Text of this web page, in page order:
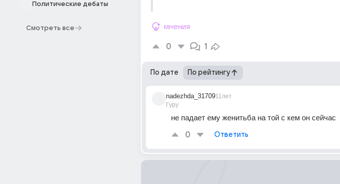
Политические дебаты
Смотреть все мнения
0 1
По дате По рейтингу
nadezhda_31709
Гуру
11лет
не падает ему женитьба на той с кем он сейчас
0 Ответить